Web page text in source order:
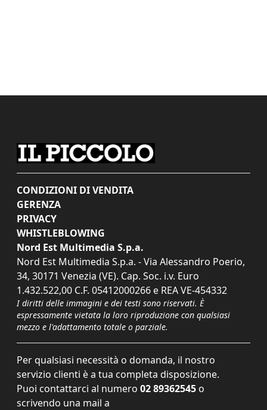
CONDIZIONI DI VENDITA
GERENZA
PRIVACY
WHISTLEBLOWING
Nord Est Multimedia S.p.a.
Nord Est Multimedia S.p.a. - Via Alessandro Poerio,
34, 30171 Venezia (VE). Cap. Soc. i.v. Euro
1.432.522,00 C.F. 05412000266 e REA VE-454332
I diritti delle immagini e dei testi sono riservati. È
espressamente vietata la loro riproduzione con qualsiasi
mezzo e l'adattamento totale o parziale.
Per qualsiasi necessità o domanda, il nostro
servizio clienti è a tua completa disposizione.
Puoi contattarci al numero 02 89362545 o
scrivendo una mail a